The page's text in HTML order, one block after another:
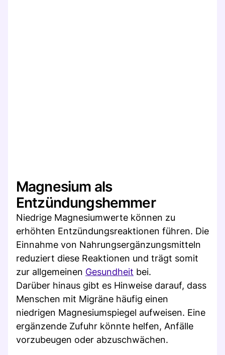
Magnesium als
Entzündungshemmer
Niedrige Magnesiumwerte können zu
erhöhten Entzündungsreaktionen führen. Die
Einnahme von Nahrungsergänzungsmitteln
reduziert diese Reaktionen und trägt somit
zur allgemeinen Gesundheit bei.
Darüber hinaus gibt es Hinweise darauf, dass
Menschen mit Migräne häufig einen
niedrigen Magnesiumspiegel aufweisen. Eine
ergänzende Zufuhr könnte helfen, Anfälle
vorzubeugen oder abzuschwächen.